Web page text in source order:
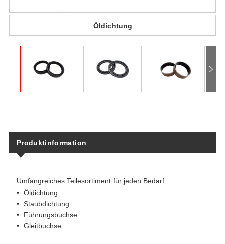
Öldichtung
Produktinformation
Umfangreiches Teilesortiment für jeden Bedarf.
Öldichtung​
Staubdichtung
Führungsbuchse
Gleitbuchse